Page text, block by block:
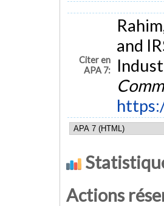
Citer en
APA 7:
and
Actions